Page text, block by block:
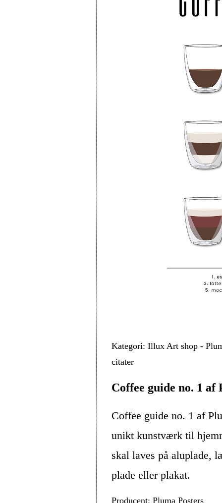
Kategori: Illux Art shop -
citater
Coffee guide no. 1 af
Coffee guide no. 1 af
unikt kunstværk til
skal laves på aluplade,
plade eller plakat.
Producent: Pluma Posters